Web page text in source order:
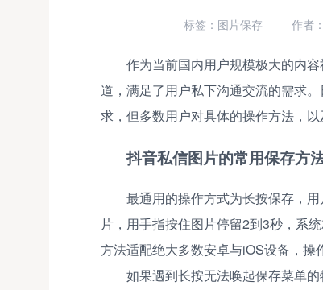
标签：图片保存 作者
作为当前国内用户规模极大的内
道，满足了用户私下沟通交流的需求
求，但多数用户对具体的操作方法，
抖音私信图片的常用保存方
最通用的操作方式为长按保存，
片，用手指按住图片停留2到3秒，系
方法适配绝大多数安卓与iOS设备，操
如果遇到长按无法唤起保存菜单